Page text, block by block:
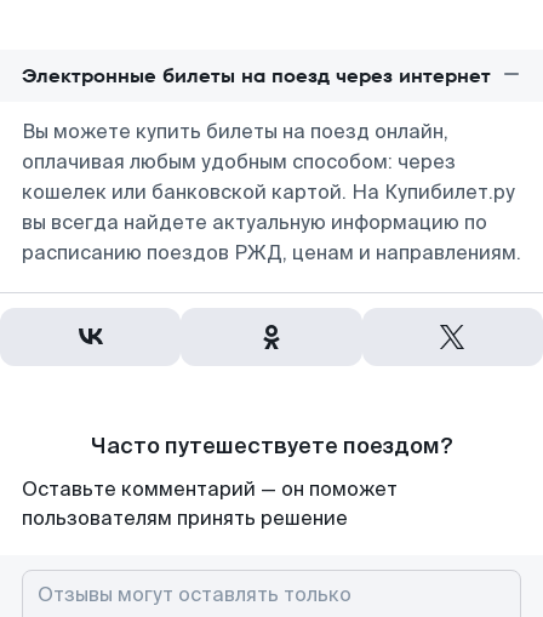
Электронные билеты на поезд через интернет
Вы можете купить билеты на поезд онлайн,
оплачивая любым удобным способом: через
кошелек или банковской картой. На Купибилет.ру
вы всегда найдете актуальную информацию по
расписанию поездов РЖД, ценам и направлениям.
Часто путешествуете поездом?
Оставьте комментарий — он поможет
пользователям принять решение